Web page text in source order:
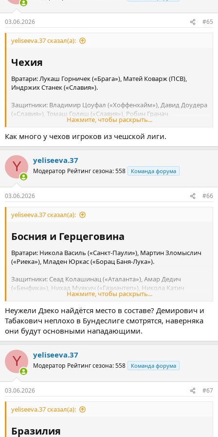
Нападающие: Шарль де Кетеларе («Аталанта»), Жереми Доку
(«Манчестер Сити»), Матиас Фернандес Пардо («Лилль»),
Ромелу Лукаку («Наполи»), Доди Лукебакио («Бенфика»), Диегу
Морейра («Страсбур»), Алексис Салемакерс («Милан»), Леандро
Троссард («Арсенал»).
03.06.2026 #65
yeliseeva.37 сказал(а):
Чехия​
Вратари: Лукаш Горничек («Брага»), Матей Коварж (ПСВ),
Индржих Станек («Славия»).
Защитники: Владимир Цоуфал («Хоффенхайм»), Давид Доудера
(«Славия»), Томаш Голеш («Славия»), Робин Гранач
(«Хоффенхайм»), Штепан Халоупек («Славия»), Давид Юрасек
Зелены («Спарта»), Давид Зима («Славия»).
Полузащитники: Лукаш Черв («Виктория»), Владимир Дарида
(«Градец-Кралове»), Лукаш Провод («Славия»), Михал Садилек
(«Славия»), Хьюго Сохурек («Спарта»), Александр Сойка
(«Виктория»), Томаш Соучек («Вест Хэм»), Павел Шульц
(«Олимпик»), Денис Вишински («Виктория»).
Нападающие: Адам Гложек («Хоффенхайм»), Томаш Хоры
Патрик Шик («Байер»).
Нажмите, чтобы раскрыть...
Как много у чехов игроков из чешской лиги.
Y yeliseeva.37
Модератор Рейтинг сезона: 558 Команда форума
03.06.2026 #66
yeliseeva.37 сказал(а):
Босния и Герцеговина​
Вратари: Никола Василь («Санкт-Паули»), Мартин Зломыслич
(«Риека»), Младен Юркас («Борац Баня-Лука»).
Защитники: Сеад Колашинац («Аталанта»), Амар Дедич
(«Бенфика»), Нихад Муякич («Газиантеп»), Никола Катич
(«Шальке»), Тарик Мухаремович («Сассуоло»), Степан Раделич
(«Ланс»).
Полузащитники: Амир Хаджиахметович («Халл»), Иван Шуньич
(«Кипр»), Иван Башич («Астана»), Дженис Бурнич («Карлсруэ»),
Эрмин Махмич («Слован»), Беньямин Тахирович («Брондбю»),
Армин Гигович («Янг Бойз»), Керим Алайбегович («Ред Булл
Зальцбург»), Эсмир Байрактаревич («ПСВ»), Амар Мемич
(«Виктория»).
Нападающие: Эрмедин Демирович («Штутгарт»), Йово Лукич
(«Университатя Клуж»), Самед Баждар («Ягеллония»), Харис
Табакович («Боруссия Менхенгладбах»), Эдин Джеко
Нажмите, чтобы раскрыть...
Неужели Дзеко найдётся место в составе? Демирович и
Табакович неплохо в Бундеслиге смотрятся, наверняка
они будут основными нападающими.
Y yeliseeva.37
Модератор Рейтинг сезона: 558 Команда форума
03.06.2026 #67
yeliseeva.37 сказал(а):
Бразилия​